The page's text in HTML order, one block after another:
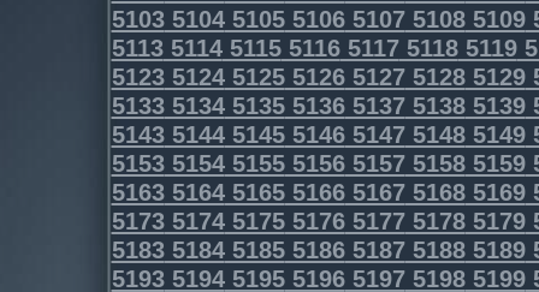
5103510451055106510751085109
5113511451155116511751185119
5123512451255126512751285129
5133513451355136513751385139
5143514451455146514751485149
5153515451555156515751585159
5163516451655166516751685169
5173517451755176517751785179
5183518451855186518751885189
5193519451955196519751985199